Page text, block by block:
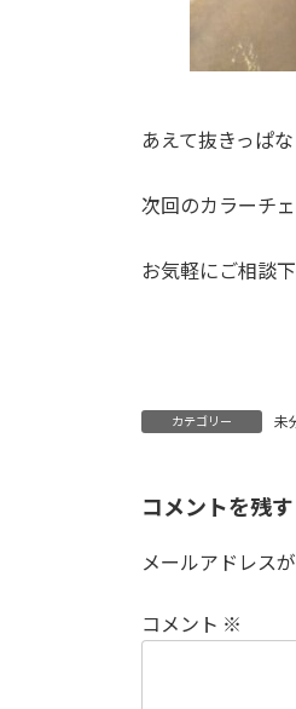
あえて抜きっぱ
次回のカラーチ
お気軽にご
カテゴリー 未
コメントを残す
メールアドレス
コメント ※